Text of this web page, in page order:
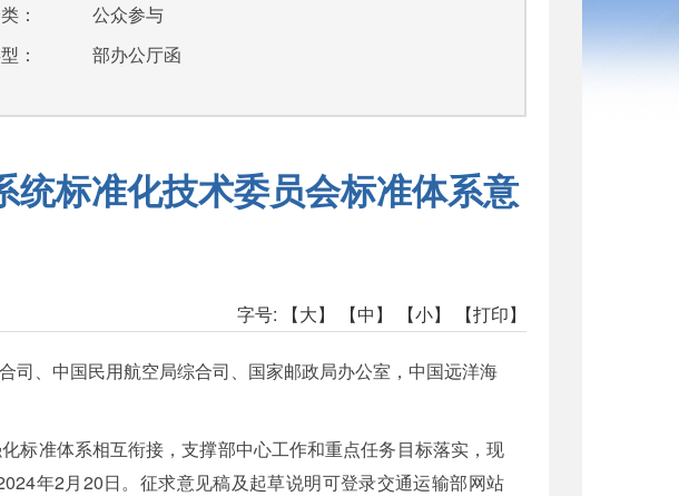
：
公众参与
：
部办公厅函
标准化技术委员会标准体系意
字号: 【大】 【中】 【小】 【打印】
司、中国民用航空局综合司、国家邮政局办公室，中国远洋海
标准体系相互衔接，支撑部中心工作和重点任务目标落实，现
年2月20日。征求意见稿及起草说明可登录交通运输部网站